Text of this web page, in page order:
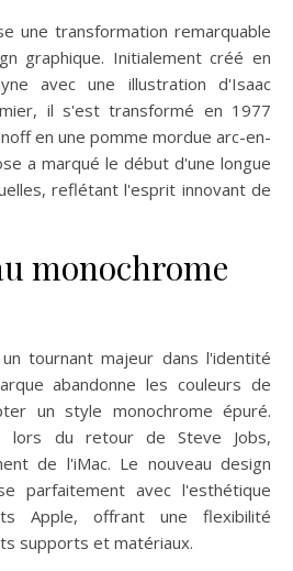
une transformation remarquable
graphique. Initialement créé en
avec une illustration d'Isaac
il s'est transformé en 1977
en une pomme mordue arc-en-
a marqué le début d'une longue
reflétant l'esprit innovant de
monochrome
tournant majeur dans l'identité
abandonne les couleurs de
un style monochrome épuré.
lors du retour de Steve Jobs,
de l'iMac. Le nouveau design
parfaitement avec l'esthétique
Apple, offrant une flexibilité
supports et matériaux.